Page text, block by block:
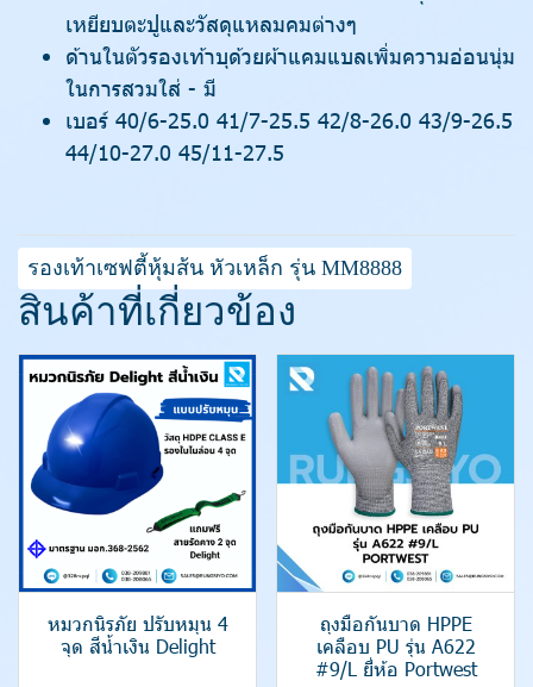
เหยียบตะปูและวัสดุแหลมคมต่างๆ
ด้านในตัวรองเท้าบุด้วยผ้าแคมแบลเพิ่มความอ่อนนุ่ม
ในการสวมใส่ - มี
เบอร์ 40/6-25.0 41/7-25.5 42/8-26.0 43/9-26.5
44/10-27.0 45/11-27.5
รองเท้าเซฟตี้หุ้มส้น หัวเหล็ก รุ่น MM8888
สินค้าที่เกี่ยวข้อง
หมวกนิรภัย ปรับหมุน 4
จุด สีน้ำเงิน Delight
ถุงมือกันบาด HPPE
เคลือบ PU รุ่น A622
#9/L ยี่ห้อ Portwest